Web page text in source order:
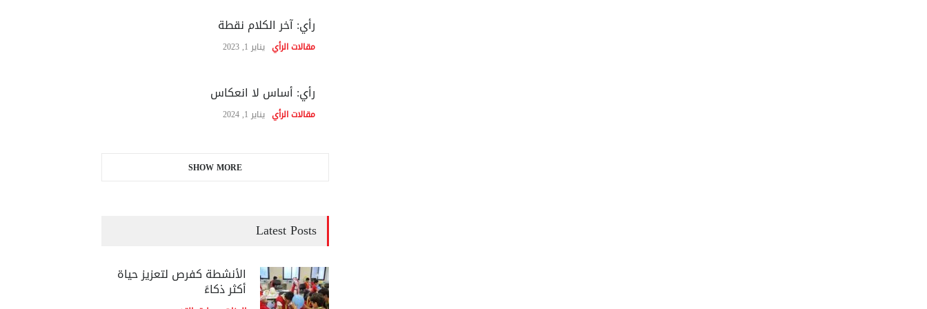
رأي: آخر الكلام نقطة
مقالات الرأي يناير 1, 2023
رأي: أساس لا انعكاس
مقالات الرأي يناير 1, 2024
SHOW MORE
Latest Posts
الأنشطة كفرص لتعزيز حياة
أكثر ذكاءً